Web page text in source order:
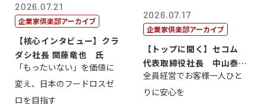
2026.07.21
企業家倶楽部アーカイブ
【核心インタビュー】クラ
ダシ社長 関藤竜也 氏
「もったいない」を価値に
変え、日本のフードロスゼ
ロを目指す
2026.07.17
企業家倶楽部アーカイブ
【トップに聞く】セコム
代表取締役社長 中山泰
男
全員経営でお客様一人ひと
りに安心を